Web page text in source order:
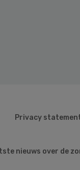
Privacy
nieuws over de